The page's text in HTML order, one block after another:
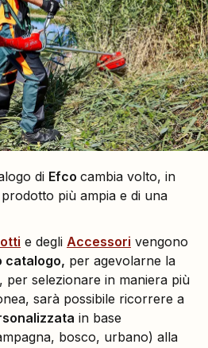
di Efco cambia volto, in
più ampia e di una
e degli Accessori vengono
catalogo, per agevolarne la
selezionare in maniera più
sarà possibile ricorrere a
in base
bosco, urbano) alla